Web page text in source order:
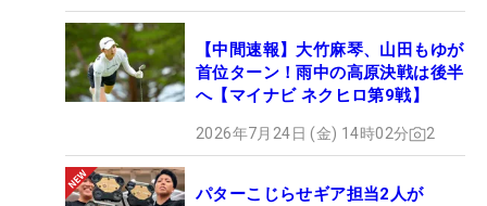
【中間速報】大竹麻琴、山田もゆが
首位ターン！雨中の高原決戦は後半
へ【マイナビ ネクヒロ第9戦】
2026年7月24日 (金) 14時02分 2
パターこじらせギア担当2人が